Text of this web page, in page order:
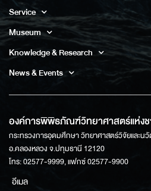
Service
Museum
Knowledge & Research
News & Events
องค์การพิพิธภัณฑ์วิทยาศาสตร์แห่ง
กระทรวงการอุดมศึกษา วิทยาศาสตร์วิจัยและน
อ.คลองหลวง จ.ปทุมธานี 12120
โทร: 02577-9999, แฟกซ์ 02577-9900
อีเมล